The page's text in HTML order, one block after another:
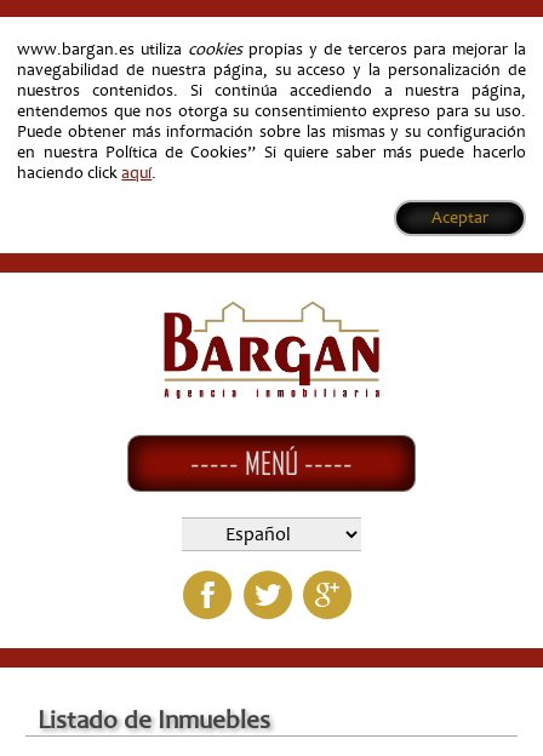
www.bargan.es utiliza cookiespropias y de terceros para mejorar la
navegabilidad de nuestra página, su acceso y la personalización de
nuestros contenidos. Si continúa accediendo a nuestra página,
entendemos que nos otorga su consentimiento expreso para su uso.
Puede obtener más información sobre las mismas y su configuración
en nuestra Política de Cookies” Si quiere saber más puede hacerlo
haciendo clickaquí.
Aceptar
Listado de Inmuebles